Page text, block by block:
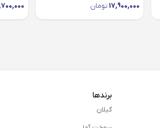
17,900,000 تومان
برندها
گیلان